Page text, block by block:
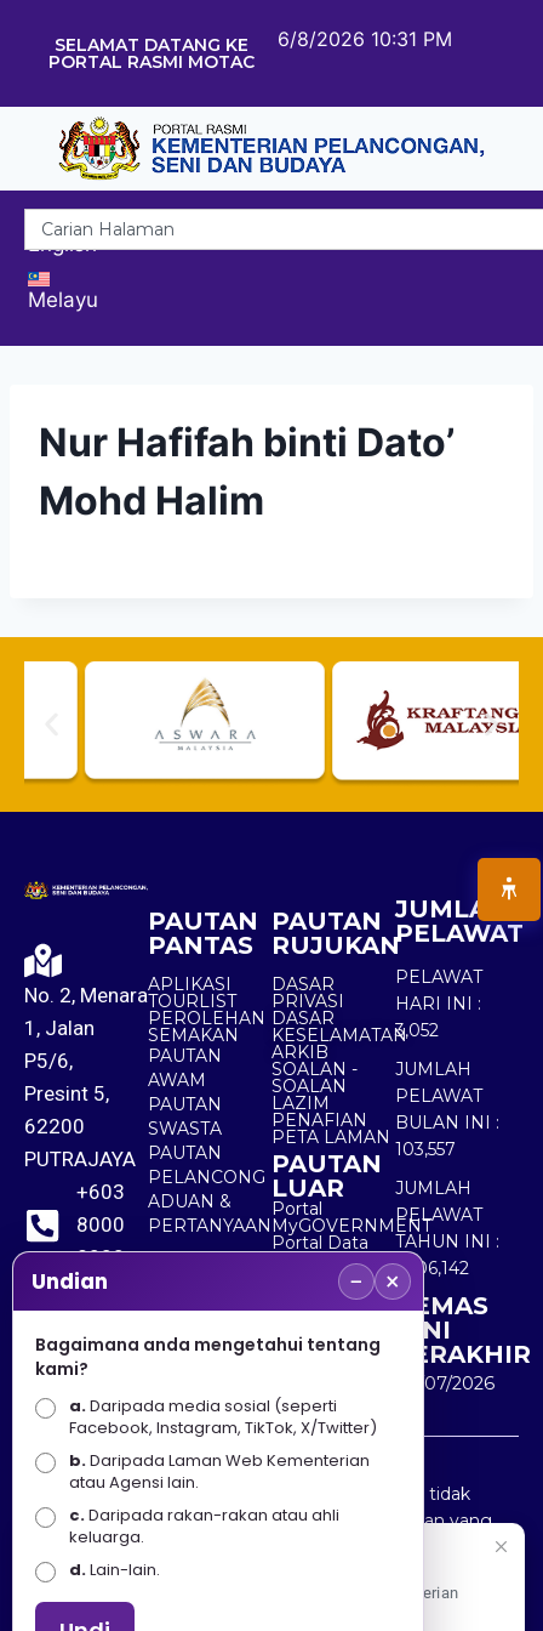
SELAMAT DATANG KE
PORTAL RASMI MOTAC
6/8/2026 10:31 PM
English
Melayu
Nur Hafifah binti Dato’
Mohd Halim
No. 2, Menara
1, Jalan
P5/6,
Presint 5,
62200
PUTRAJAYA
+603
8000
8000
+603
8891
7100
PAUTAN
PANTAS
APLIKASI
TOURLIST
PEROLEHAN
SEMAKAN
PAUTAN
AWAM
PAUTAN
SWASTA
PAUTAN
PELANCONG
ADUAN &
PERTANYAAN
PAUTAN
RUJUKAN
DASAR
PRIVASI
DASAR
KESELAMATAN
ARKIB
SOALAN -
SOALAN
LAZIM
PENAFIAN
PETA LAMAN
PAUTAN
LUAR
Portal
MyGOVERNMENT
Portal Data
Terbuka
Sektor Awam
JUMLAH
PELAWAT
PELAWAT
HARI INI :
3,052
JUMLAH
PELAWAT
BULAN INI :
103,557
JUMLAH
PELAWAT
TAHUN INI :
5,506,142
KEMAS
KINI
TERAKHIR
30/07/2026
Penafian : Kerajaan Malaysia dan Kementerian
Pelancongan Seni dan Budaya (MOTAC) adalah tidak
bertanggungjawab atas kehilangan atau kerugian yang
disebabkan oleh penggunaan mana-mana maklumat
yang diperolehi dari portal ini.
Undian − ×
Bagaimana anda mengetahui tentang
kami?
a.Daripada media sosial (seperti
Facebook, Instagram, TikTok, X/Twitter)
b.Daripada Laman Web Kementerian
atau Agensi lain.
c.Daripada rakan-rakan atau ahli
keluarga.
d.Lain-lain.
Apa Khabar! Selamat datang ke Portal Rasmi Kementerian
Pelancongan, Seni dan Budaya